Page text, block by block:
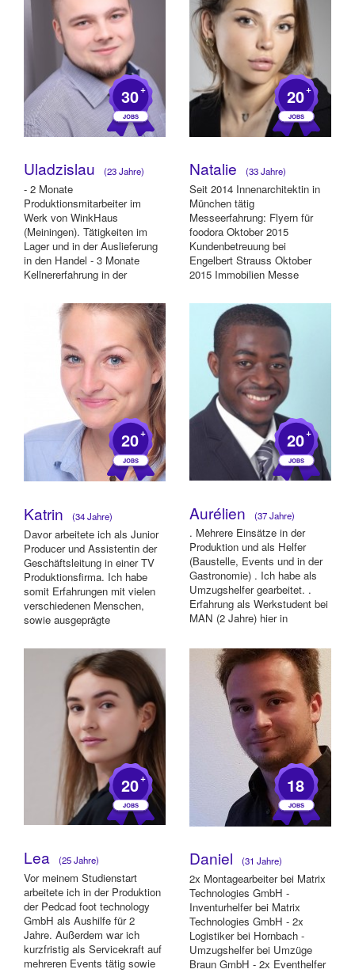
30+
Uladzislau (23 Jahre)
- 2 Monate
Produktionsmitarbeiter im
Werk von WinkHaus
(Meiningen). Tätigkeiten im
Lager und in der Auslieferung
in den Handel - 3 Monate
Kellnererfahrung in der
20+
Natalie (33 Jahre)
Seit 2014 Innenarchitektin in
München tätig
Messeerfahrung: Flyern für
foodora Oktober 2015
Kundenbetreuung bei
Engelbert Strauss Oktober
2015 Immobilien Messe
Modelhostesse für...
20+
Katrin (34 Jahre)
Davor arbeitete ich als Junior
Producer und Assistentin der
Geschäftsleitung in einer TV
Produktionsfirma. Ich habe
somit Erfahrungen mit vielen
verschiedenen Menschen,
sowie ausgeprägte
20+
Aurélien (37 Jahre)
. Mehrere Einsätze in der
Produktion und als Helfer
(Baustelle, Events und in der
Gastronomie) . Ich habe als
Umzugshelfer gearbeitet. .
Erfahrung als Werkstudent bei
MAN (2 Jahre) hier in
20+
Lea (25 Jahre)
Vor meinem Studienstart
arbeitete ich in der Produktion
der Pedcad foot technology
GmbH als Aushilfe für 2
Jahre. Außerdem war ich
kurzfristig als Servicekraft auf
mehreren Events tätig sowie
18
Daniel (31 Jahre)
2x Montagearbeiter bei Matrix
Technologies GmbH -
Inventurhelfer bei Matrix
Technologies GmbH - 2x
Logistiker bei Hornbach -
Umzugshelfer bei Umzüge
Braun GmbH - 2x Eventhelfer